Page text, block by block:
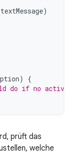
textMessage)
)
{
do if no
prüft das
welche